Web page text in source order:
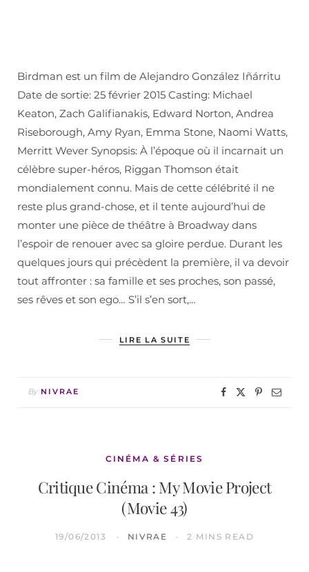
Birdman est un film de Alejandro González Iñárritu
Date de sortie: 25 février 2015 Casting: Michael
Keaton, Zach Galifianakis, Edward Norton, Andrea
Riseborough, Amy Ryan, Emma Stone, Naomi Watts,
Merritt Wever Synopsis: À l’époque où il incarnait un
célèbre super-héros, Riggan Thomson était
mondialement connu. Mais de cette célébrité il ne
reste plus grand-chose, et il tente aujourd’hui de
monter une pièce de théâtre à Broadway dans
l’espoir de renouer avec sa gloire perdue. Durant les
quelques jours qui précèdent la première, il va devoir
tout affronter : sa famille et ses proches, son passé,
ses rêves et son ego… S’il s’en sort,…
LIRE LA SUITE
By NIVRAE
CINÉMA & SÉRIES
Critique Cinéma : My Movie Project
(Movie 43)
19/06/2013 NIVRAE 2 MINS READ